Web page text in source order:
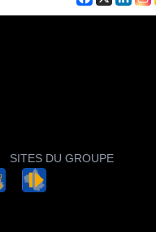
SITES DU GROUPE